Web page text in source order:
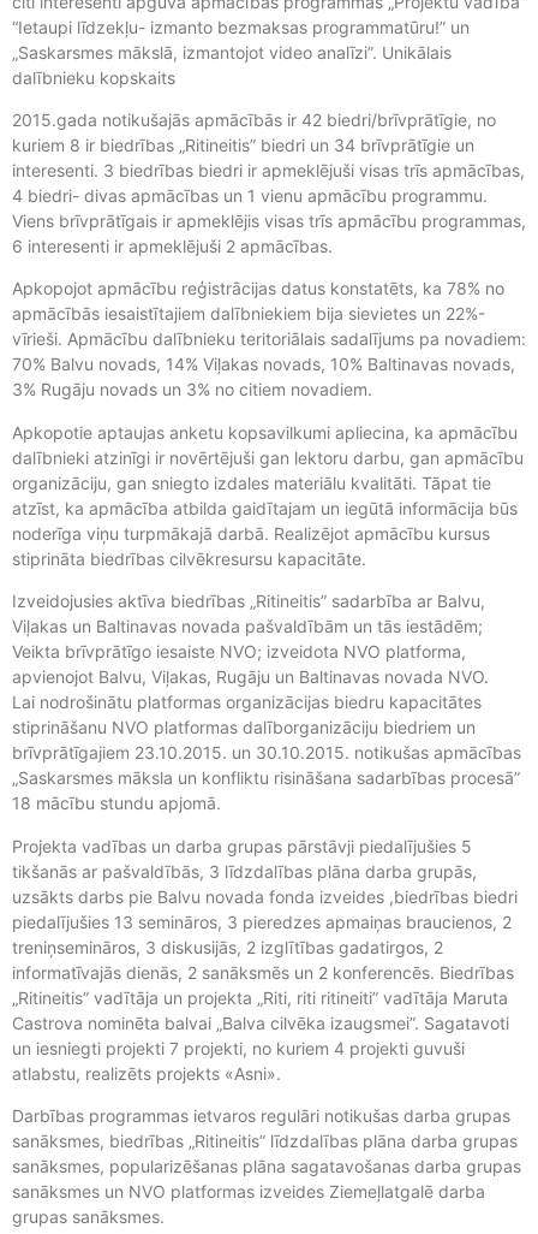
“Ietaupi līdzekļu- izmanto bezmaksas programmatūru!” un
„Saskarsmes mākslā, izmantojot video analīzi”. Unikālais
dalībnieku kopskaits
2015.gada notikušajās apmācībās ir 42 biedri/brīvprātīgie, no
kuriem 8 ir biedrības „Ritineitis” biedri un 34 brīvprātīgie un
interesenti. 3 biedrības biedri ir apmeklējuši visas trīs apmācības,
4 biedri- divas apmācības un 1 vienu apmācību programmu.
Viens brīvprātīgais ir apmeklējis visas trīs apmācību programmas,
6 interesenti ir apmeklējuši 2 apmācības.
Apkopojot apmācību reģistrācijas datus konstatēts, ka 78% no
apmācībās iesaistītajiem dalībniekiem bija sievietes un 22%-
vīrieši. Apmācību dalībnieku teritoriālais sadalījums pa novadiem:
70% Balvu novads, 14% Viļakas novads, 10% Baltinavas novads,
3% Rugāju novads un 3% no citiem novadiem.
Apkopotie aptaujas anketu kopsavilkumi apliecina, ka apmācību
dalībnieki atzinīgi ir novērtējuši gan lektoru darbu, gan apmācību
organizāciju, gan sniegto izdales materiālu kvalitāti. Tāpat tie
atzīst, ka apmācība atbilda gaidītajam un iegūtā informācija būs
noderīga viņu turpmākajā darbā. Realizējot apmācību kursus
stiprināta biedrības cilvēkresursu kapacitāte.
Izveidojusies aktīva biedrības „Ritineitis” sadarbība ar Balvu,
Viļakas un Baltinavas novada pašvaldībām un tās iestādēm;
Veikta brīvprātīgo iesaiste NVO; izveidota NVO platforma,
apvienojot Balvu, Viļakas, Rugāju un Baltinavas novada NVO.
Lai nodrošinātu platformas organizācijas biedru kapacitātes
stiprināšanu NVO platformas dalīborganizāciju biedriem un
brīvprātīgajiem 23.10.2015. un 30.10.2015. notikušas apmācības
„Saskarsmes māksla un konfliktu risināšana sadarbības procesā”
18 mācību stundu apjomā.
Projekta vadības un darba grupas pārstāvji piedalījušies 5
tikšanās ar pašvaldībās, 3 līdzdalības plāna darba grupās,
uzsākts darbs pie Balvu novada fonda izveides ,biedrības biedri
piedalījušies 13 semināros, 3 pieredzes apmaiņas braucienos, 2
treniņsemināros, 3 diskusijās, 2 izglītības gadatirgos, 2
informatīvajās dienās, 2 sanāksmēs un 2 konferencēs. Biedrības
„Ritineitis” vadītāja un projekta „Riti, riti ritineiti” vadītāja Maruta
Castrova nominēta balvai „Balva cilvēka izaugsmei”. Sagatavoti
un iesniegti projekti 7 projekti, no kuriem 4 projekti guvuši
atlabstu, realizēts projekts «Asni».
Darbības programmas ietvaros regulāri notikušas darba grupas
sanāksmes, biedrības „Ritineitis” līdzdalības plāna darba grupas
sanāksmes, popularizēšanas plāna sagatavošanas darba grupas
sanāksmes un NVO platformas izveides Ziemeļlatgalē darba
grupas sanāksmes.